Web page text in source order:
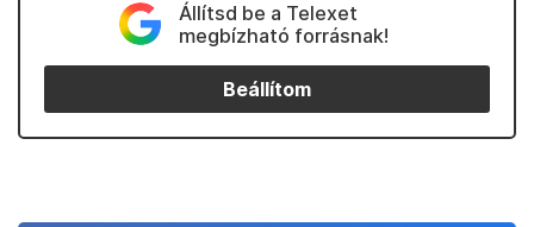
Állítsd be a Telexet
megbízható forrásnak!
Beállítom